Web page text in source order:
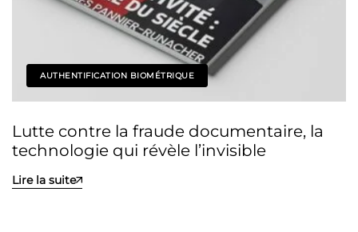
AUTHENTIFICATION BIOMÉTRIQUE
Lutte contre la fraude documentaire, la
technologie qui révèle l’invisible
Lire la suite